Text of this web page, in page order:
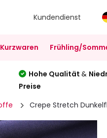
Kundendienst
Kurzwaren Frühling/
Hohe Qualität&
Preise
Crepe Stretch